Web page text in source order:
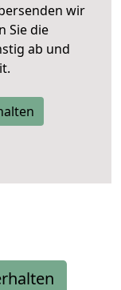
wir
Sie die
ab und